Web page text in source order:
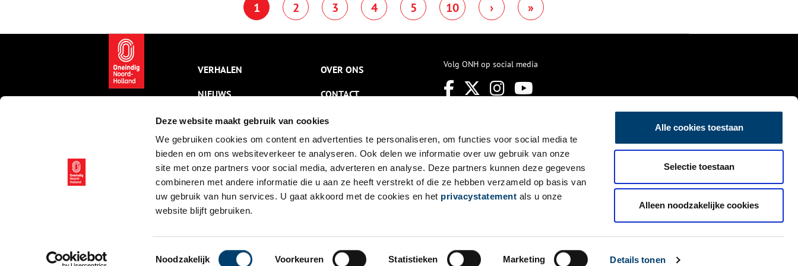
Deze website maakt gebruik van cookies
We gebruiken cookies om content en advertenties te personaliseren, om functies voor social media te
bieden en om ons websiteverkeer te analyseren. Ook delen we informatie over uw gebruik van onze
site met onze partners voor social media, adverteren en analyse. Deze partners kunnen deze gegevens
combineren met andere informatie die u aan ze heeft verstrekt of die ze hebben verzameld op basis van
uw gebruik van hun services. U gaat akkoord met de cookies en het privacystatement als u onze
website blijft gebruiken.
Toestemmingsselectie
Noodzakelijk Voorkeuren Statistieken Marketing Details tonen
Alle cookies toestaan
Selectie toestaan
Alleen noodzakelijke cookies
1 2 3 4 5 10 › »
VERHALEN
NIEUWS
KALENDER
THEMA’S
ACTIVITEITEN
VIDEO’S
OVER ONS
CONTACT
NIEUWSBRIEF
DISCLAIMER
PRIVACY
TOEGANKELIJKHEID
Volg ONH op social media